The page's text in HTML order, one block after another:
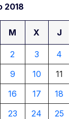
2018
M X J
2 3 4
9 10 11
16 17 18
23 24 25